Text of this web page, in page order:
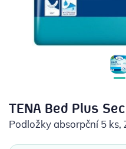
POTŘEBY PRO DIABETIKY
STOMICKÉ POMŮCKY
OCHRANNÉ POMŮCKY
TENA Bed Plus
Podložky absorpční 5 ks,